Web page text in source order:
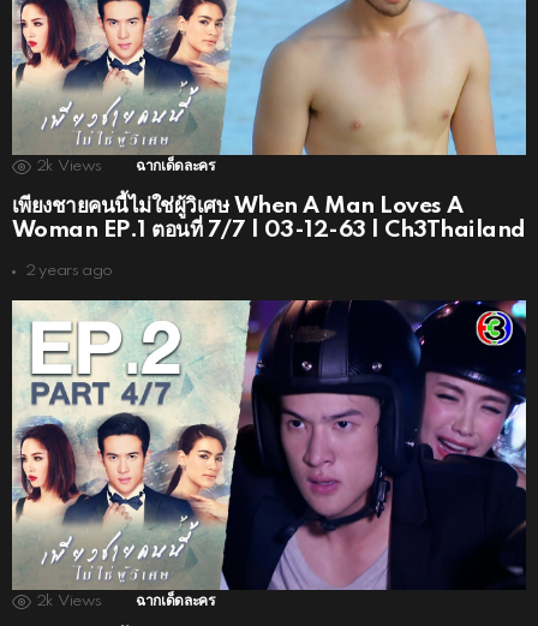
2k Views ฉากเด็ดละคร
เพียงชายคนนี้ไม่ใช่ผู้วิเศษ When A Man Loves A
Woman EP.1 ตอนที่ 7/7 | 03-12-63 | Ch3Thailand
2 years ago
2k Views ฉากเด็ดละคร